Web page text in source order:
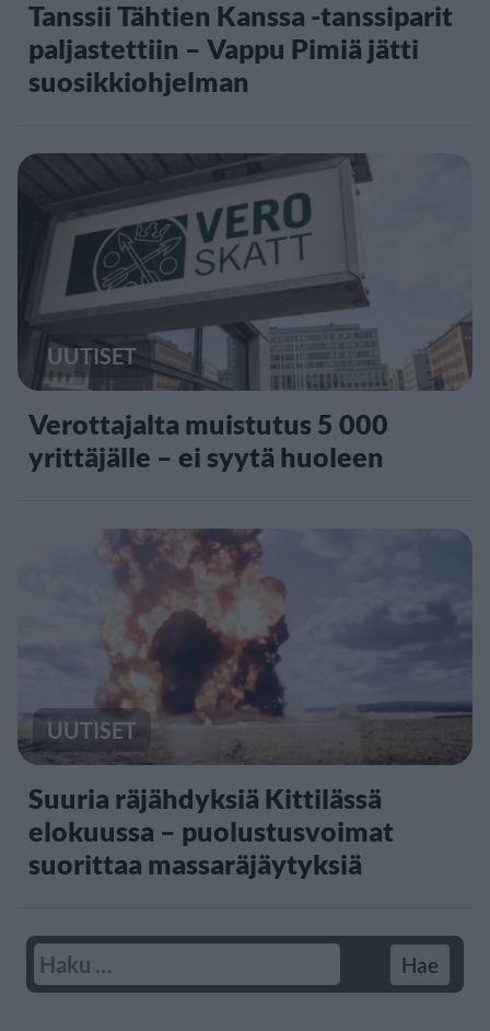
Tanssii Tähtien Kanssa -tanssiparit
paljastettiin – Vappu Pimiä jätti
suosikkiohjelman
UUTISET
Verottajalta muistutus 5 000
yrittäjälle – ei syytä huoleen
UUTISET
Suuria räjähdyksiä Kittilässä
elokuussa – puolustusvoimat
suorittaa massaräjäytyksiä